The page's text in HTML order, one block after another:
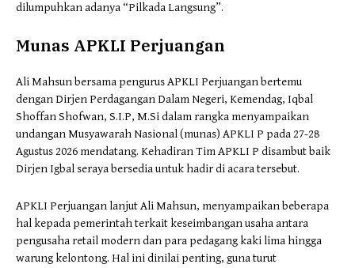
dilumpuhkan adanya “Pilkada Langsung”.
Munas APKLI Perjuangan
Ali Mahsun bersama pengurus APKLI Perjuangan bertemu
dengan Dirjen Perdagangan Dalam Negeri, Kemendag, Iqbal
Shoffan Shofwan, S.I.P, M.Si dalam rangka menyampaikan
undangan Musyawarah Nasional (munas) APKLI P pada 27-28
Agustus 2026 mendatang. Kehadiran Tim APKLI P disambut baik
Dirjen Igbal seraya bersedia untuk hadir di acara tersebut.
APKLI Perjuangan lanjut Ali Mahsun, menyampaikan beberapa
hal kepada pemerintah terkait keseimbangan usaha antara
pengusaha retail modern dan para pedagang kaki lima hingga
warung kelontong. Hal ini dinilai penting, guna turut